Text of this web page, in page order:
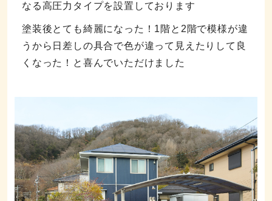
なる高圧力タイプを設置しております
塗装後とても綺麗になった！1階と2階で模様が違
うから日差しの具合で色が違って見えたりして良
くなった！と喜んでいただけました